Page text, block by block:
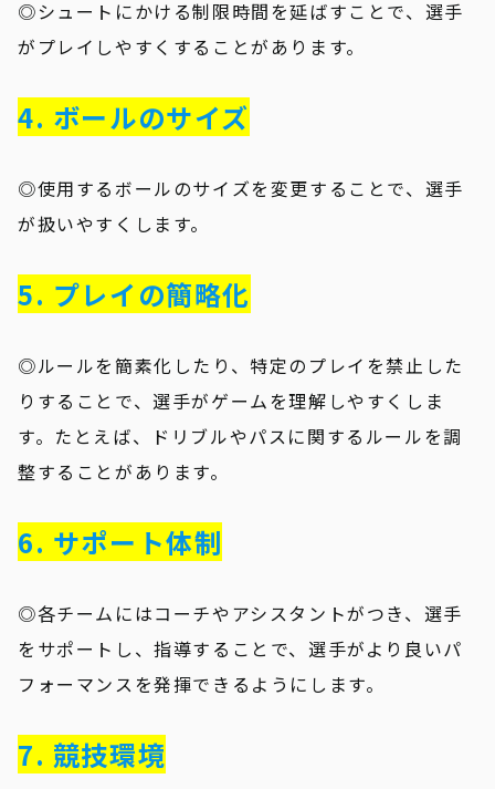
◎シュートにかける制限時間を延ばすことで、選手
がプレイしやすくすることがあります。
4. ボールのサイズ
◎使用するボールのサイズを変更することで、選手
が扱いやすくします。
5. プレイの簡略化
◎ルールを簡素化したり、特定のプレイを禁止した
りすることで、選手がゲームを理解しやすくしま
す。たとえば、ドリブルやパスに関するルールを調
整することがあります。
6. サポート体制
◎各チームにはコーチやアシスタントがつき、選手
をサポートし、指導することで、選手がより良いパ
フォーマンスを発揮できるようにします。
7. 競技環境